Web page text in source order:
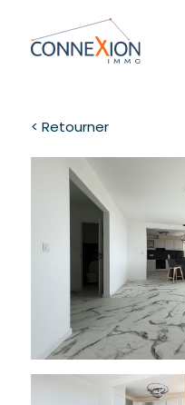
< Retourner